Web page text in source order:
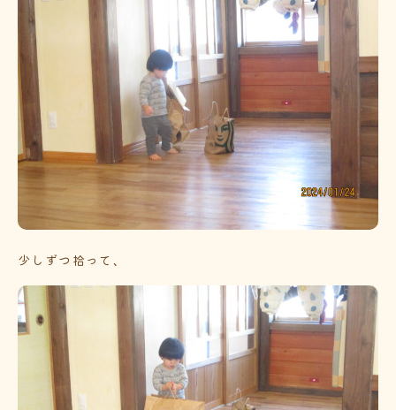
少しずつ拾って、